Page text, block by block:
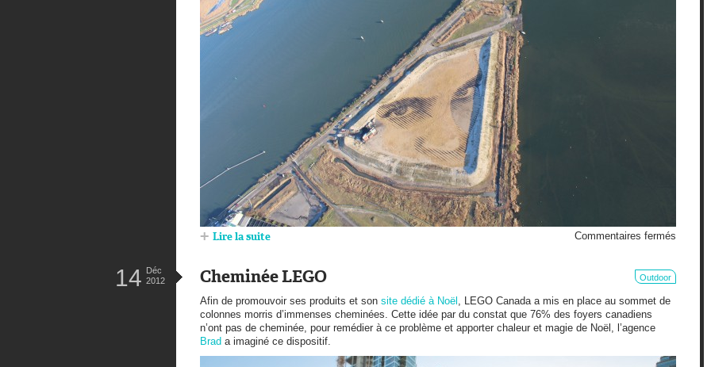
Lire la suite Commentaires fermés
Cheminée LEGO Outdoor
14 Déc
2012
Afin de promouvoir ses produits et son site dédié à Noël , LEGO Canada a mis en place au sommet de
colonnes morris d’immenses cheminées. Cette idée par du constat que 76% des foyers canadiens
n’ont pas de cheminée, pour remédier à ce problème et apporter chaleur et magie de Noël, l’agence
Brad a imaginé ce dispositif.